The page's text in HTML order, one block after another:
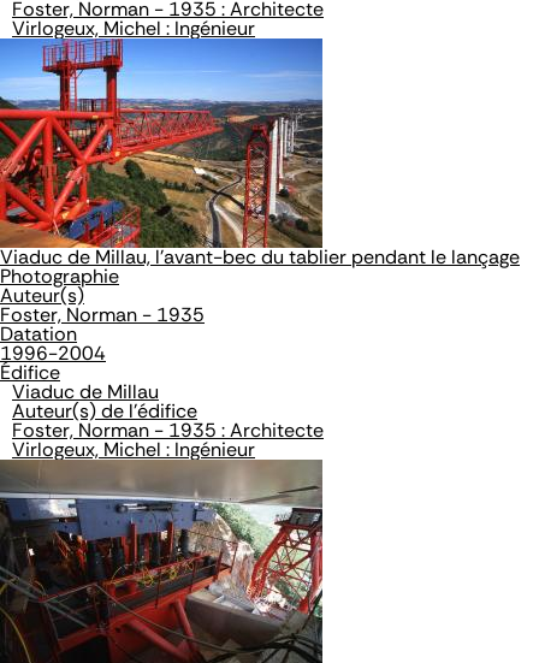
Foster, Norman - 1935 : Architecte
Virlogeux, Michel : Ingénieur
Viaduc de Millau, l'avant-bec du tablier pendant le lançage
Photographie
Auteur(s)
Foster, Norman - 1935
Datation
1996-2004
Édifice
Viaduc de Millau
Auteur(s) de l'édifice
Foster, Norman - 1935 : Architecte
Virlogeux, Michel : Ingénieur